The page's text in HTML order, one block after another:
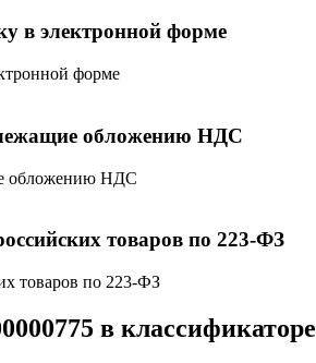
в электронной форме
форме
обложению НДС
обложению НДС
товаров по 223-ФЗ
товаров по 223-ФЗ
в классификаторе